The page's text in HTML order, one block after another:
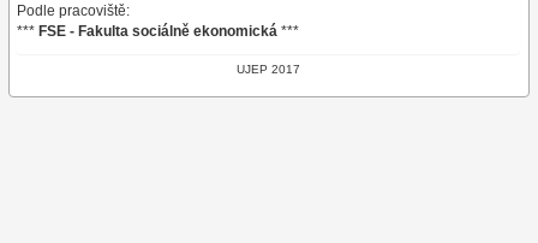
Podle pracoviště:
*** FSE - Fakulta sociálně ekonomická***
UJEP 2017